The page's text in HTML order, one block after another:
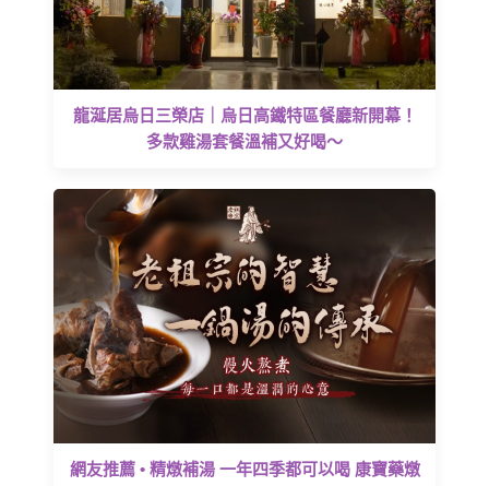
龍涎居烏日三榮店｜烏日高鐵特區餐廳新開幕！
多款雞湯套餐溫補又好喝～
網友推薦 • 精燉補湯 一年四季都可以喝 康寶藥燉